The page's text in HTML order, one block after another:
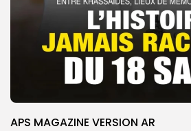
APS MAGAZINE VERSION AR